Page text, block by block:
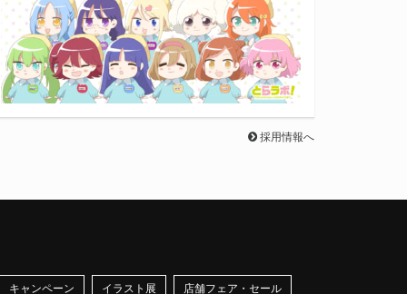
採用情報へ
キャンペーン イラスト展 店舗フェア・セール